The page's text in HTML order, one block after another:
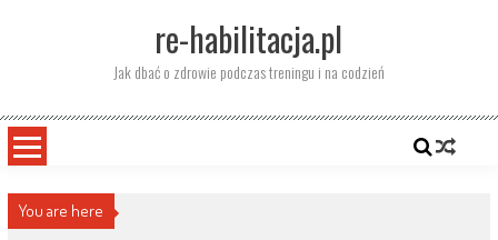
re-habilitacja.pl
Jak dbać o zdrowie podczas treningu i na codzień
You are here